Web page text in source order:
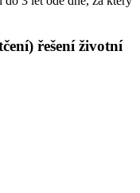
řešení životní